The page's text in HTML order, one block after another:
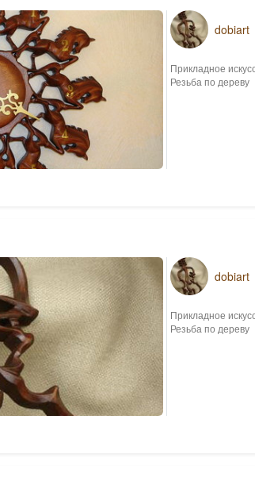
dobiart
Прикладное
Резьба по дереву
dobiart
Прикладное
Резьба по дереву